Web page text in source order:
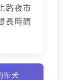
路夜市
長時間
柴犬